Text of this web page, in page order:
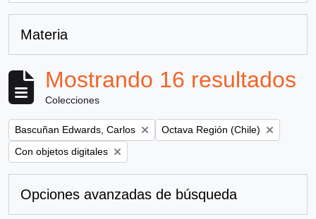
Materia
Mostrando 16 resultados
Colecciones
Remove filter:
Bascuñan Edwards, Carlos Remove filter:
Octava Región (Chile)
Remove filter:
Con objetos digitales
Opciones avanzadas de búsqueda